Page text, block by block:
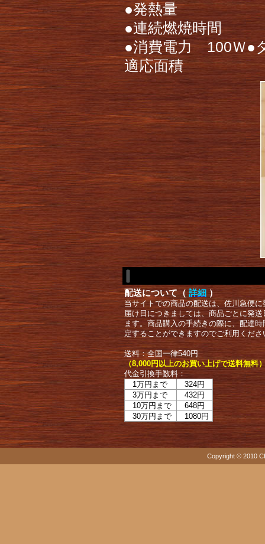
●発熱量
●連続燃焼時間
●消費電力 100Ｗ●
適応面積
配送について（ 詳細 ）
当サイトでの商品の配送は、佐川急便
届け日につきましては、商品ごとに発
ます。商品購入の手続きの際に、配達
定することができますのでご利用くださ
送料：全国一律540円
（8,000円以上のお買い上げで送料無料
代金引換手数料：
1万円まで
324円
3万円まで
432円
10万円まで
648円
30万円まで
1080円
Copyright © 2010